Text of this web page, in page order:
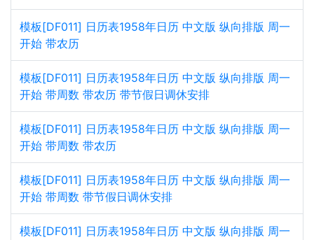
模板[DF011] 日历表1958年日历 中文版 纵向排版 周一
开始 带农历
模板[DF011] 日历表1958年日历 中文版 纵向排版 周一
开始 带周数 带农历 带节假日调休安排
模板[DF011] 日历表1958年日历 中文版 纵向排版 周一
开始 带周数 带农历
模板[DF011] 日历表1958年日历 中文版 纵向排版 周一
开始 带周数 带节假日调休安排
模板[DF011] 日历表1958年日历 中文版 纵向排版 周一